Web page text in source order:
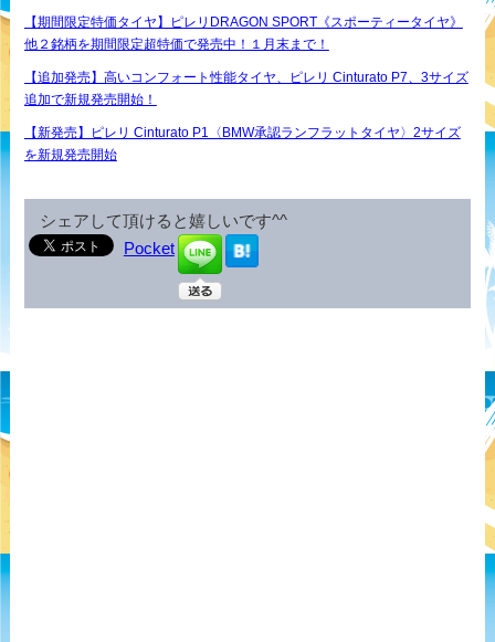
【期間限定特価タイヤ】ピレリDRAGON SPORT《スポーティータイヤ》
他２銘柄を期間限定超特価で発売中！１月末まで！
【追加発売】高いコンフォート性能タイヤ、ピレリ Cinturato P7、3サイズ
追加で新規発売開始！
【新発売】ピレリ Cinturato P1〈BMW承認ランフラットタイヤ〉2サイズ
を新規発売開始
シェアして頂けると嬉しいです^^
Pocket